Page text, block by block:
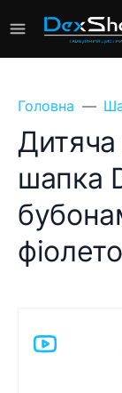
Головна
шапка